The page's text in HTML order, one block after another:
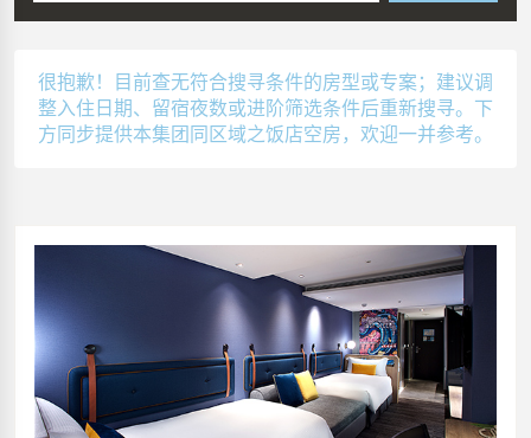
很抱歉！目前查无符合搜寻条件的房型或专案；建议调
整入住日期、留宿夜数或进阶筛选条件后重新搜寻。下
方同步提供本集团同区域之饭店空房，欢迎一并参考。